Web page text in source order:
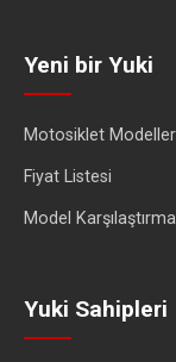
Yeni bir Yuki
Motosiklet
Fiyat Listesi
Model Karşılaştırma
Yuki Sahipleri